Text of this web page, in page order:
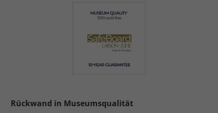
Rückwand in Museumsqualität